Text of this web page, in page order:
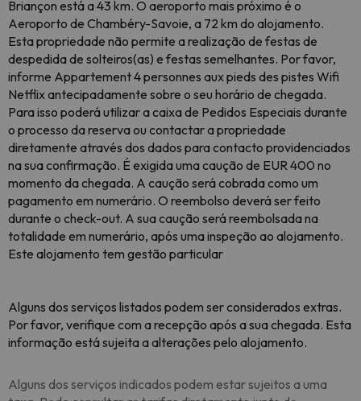
Briançon está a 43 km. O aeroporto mais próximo é o
Aeroporto de Chambéry-Savoie, a 72 km do alojamento.
Esta propriedade não permite a realização de festas de
despedida de solteiros(as) e festas semelhantes. Por favor,
informe Appartement 4 personnes aux pieds des pistes Wifi
Netflix antecipadamente sobre o seu horário de chegada.
Para isso poderá utilizar a caixa de Pedidos Especiais durante
o processo da reserva ou contactar a propriedade
diretamente através dos dados para contacto providenciados
na sua confirmação. É exigida uma caução de EUR 400 no
momento da chegada. A caução será cobrada como um
pagamento em numerário. O reembolso deverá ser feito
durante o check-out. A sua caução será reembolsada na
totalidade em numerário, após uma inspeção ao alojamento.
Este alojamento tem gestão particular
Alguns dos serviços listados podem ser considerados extras.
Por favor, verifique com a recepção após a sua chegada. Esta
informação está sujeita a alterações pelo alojamento.
Alguns dos serviços indicados podem estar sujeitos a uma